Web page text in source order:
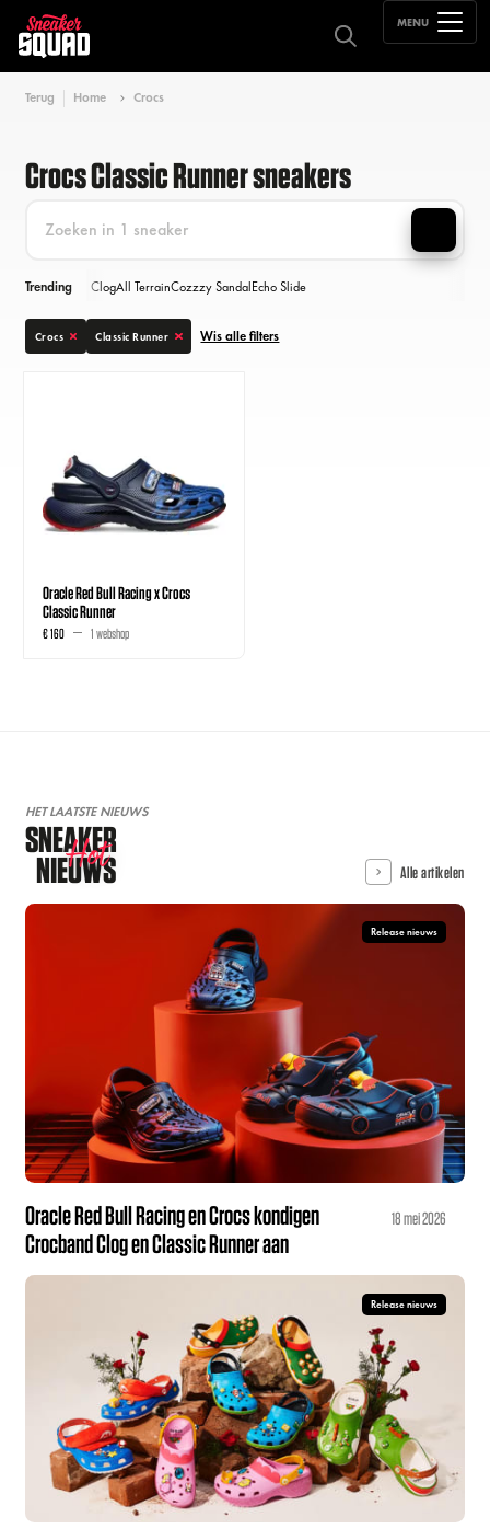
MENU
Terug Home Crocs
Crocs Classic Runner sneakers
Trending ClogAll TerrainCozzzy SandalEcho Slide
Crocs Classic Runner Wis alle filters
Oracle Red Bull Racing x Crocs
Classic Runner
€ 160 1 webshop
HET LAATSTE NIEUWS
SNEAKER
NIEUWS
Hot Alle artikelen
Release nieuws
Oracle Red Bull Racing en Crocs kondigen
Crocband Clog en Classic Runner aan
18 mei 2026
Release nieuws